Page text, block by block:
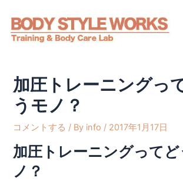
加圧トレーニングっ
うモノ？
コメントする / By info / 2017年1月17日
加圧トレーニングって
ノ？
navigation